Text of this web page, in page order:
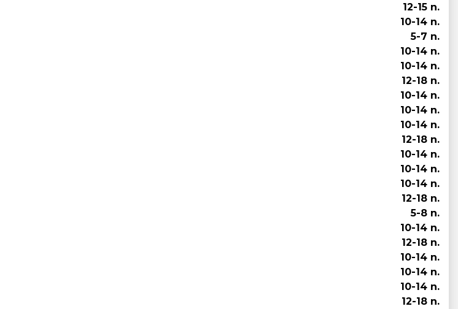
12-15 n.
10-14 n.
5-7 n.
10-14 n.
10-14 n.
12-18 n.
10-14 n.
10-14 n.
10-14 n.
12-18 n.
10-14 n.
10-14 n.
10-14 n.
12-18 n.
5-8 n.
10-14 n.
12-18 n.
10-14 n.
10-14 n.
10-14 n.
12-18 n.